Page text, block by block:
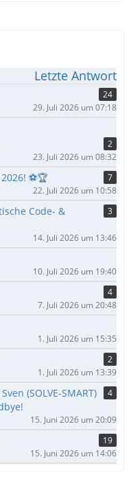
Letzte Antwort
24
29. Juli 2026 um 07:18
2
23. Juli 2026 um 08:32
⚽🏆
7
22. Juli 2026 um 10:58
Code- &
3
14. Juli 2026 um 13:46
10. Juli 2026 um 19:40
4
7. Juli 2026 um 20:48
1. Juli 2026 um 15:35
2
1. Juli 2026 um 13:39
(SOLVE-SMART)
4
15. Juni 2026 um 20:09
19
15. Juni 2026 um 14:06